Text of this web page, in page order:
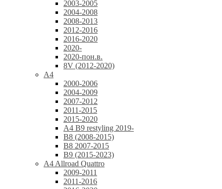
2003-2005
2004-2008
2008-2013
2012-2016
2016-2020
2020-
2020-пон.в.
8V (2012-2020)
A4
2000-2006
2004-2009
2007-2012
2011-2015
2015-2020
A4 B9 restyling 2019-
B8 (2008-2015)
B8 2007-2015
B9 (2015-2023)
A4 Allroad Quattro
2009-2011
2011-2016